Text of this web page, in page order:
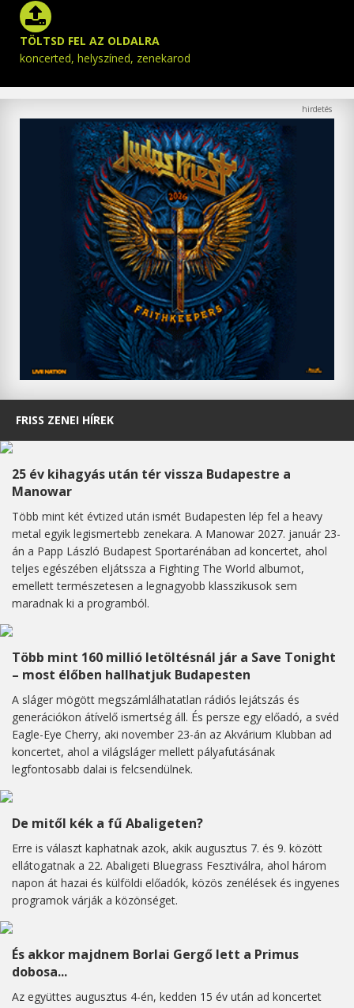
TÖLTSD FEL AZ OLDALRA
koncerted, helyszíned, zenekarod
FRISS ZENEI HÍREK
25 év kihagyás után tér vissza Budapestre a
Manowar
Több mint két évtized után ismét Budapesten lép fel a heavy
metal egyik legismertebb zenekara. A Manowar 2027. január 23-
án a Papp László Budapest Sportarénában ad koncertet, ahol
teljes egészében eljátssza a Fighting The World albumot,
emellett természetesen a legnagyobb klasszikusok sem
maradnak ki a programból.
Több mint 160 millió letöltésnál jár a Save Tonight
– most élőben hallhatjuk Budapesten
A sláger mögött megszámlálhatatlan rádiós lejátszás és
generációkon átívelő ismertség áll. És persze egy előadó, a svéd
Eagle-Eye Cherry, aki november 23-án az Akvárium Klubban ad
koncertet, ahol a világsláger mellett pályafutásának
legfontosabb dalai is felcsendülnek.
De mitől kék a fű Abaligeten?
Erre is választ kaphatnak azok, akik augusztus 7. és 9. között
ellátogatnak a 22. Abaligeti Bluegrass Fesztiválra, ahol három
napon át hazai és külföldi előadók, közös zenélések és ingyenes
programok várják a közönséget.
És akkor majdnem Borlai Gergő lett a Primus
dobosa...
Az együttes augusztus 4-én, kedden 15 év után ad koncertet